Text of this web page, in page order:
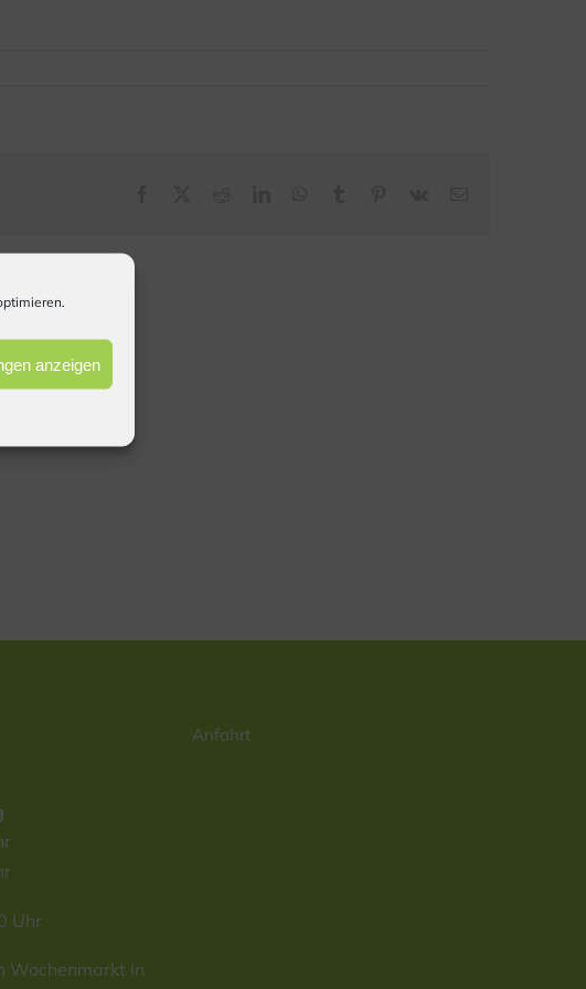
anzeigen
Uhr
Wochenmarkt in
Anfahrt